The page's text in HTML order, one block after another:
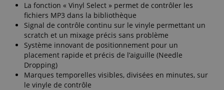
La fonction « Vinyl Select » permet de contrôler les
fichiers MP3 dans la bibliothèque
Signal de contrôle continu sur le vinyle permettant un
scratch et un mixage précis sans problème
Système innovant de positionnement pour un
placement rapide et précis de l’aiguille (Needle
Dropping)
Marques temporelles visibles, divisées en minutes, sur
le vinyle de contrôle